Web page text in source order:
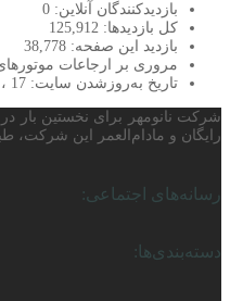
بازدیدکنندگان آنلاین: 0
کل بازدیدها: 125,912
بازدید این صفحه: 38,778
مروری بر ارجاعات
تاریخ به‌روزشدن سایت: 17 ، 06 ، 1399
رایگان و مادام‌العمر این شرکت،
رسانه‌های اجتماعی:
دسته‌بندی‌ها: